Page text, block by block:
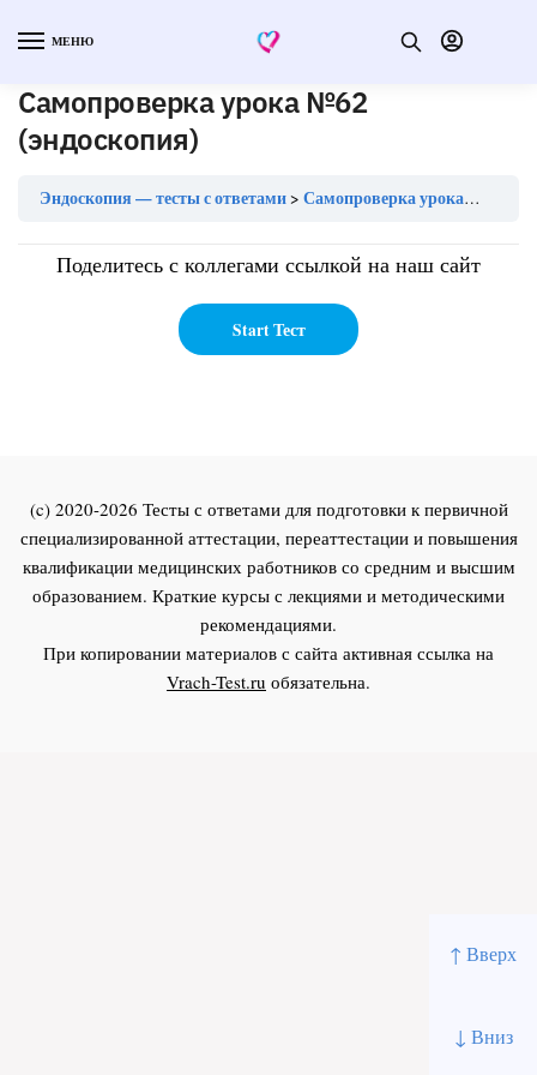
↑ Вверх
↓ Вниз
МЕНЮ
Самопроверка урока №62
(эндоскопия)
Эндоскопия — тесты с ответами Самопроверка урока №62 (эндоскопия)
Поделитесь с коллегами ссылкой на наш сайт
(c) 2020-2026 Тесты с ответами для подготовки к первичной
специализированной аттестации, переаттестации и повышения
квалификации медицинских работников со средним и высшим
образованием. Краткие курсы с лекциями и методическими
рекомендациями.
При копировании материалов с сайта активная ссылка на
Vrach-Test.ru обязательна.